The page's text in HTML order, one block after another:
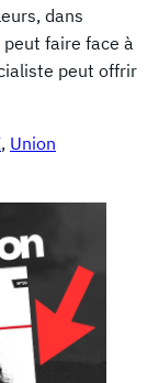
dans
faire face à
peut offrir
, Union